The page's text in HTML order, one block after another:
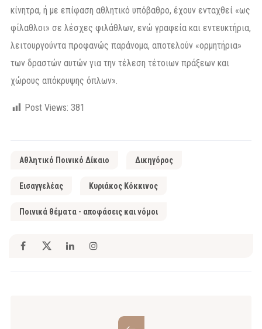
κίνητρα, ή με επίφαση αθλητικό υπόβαθρο, έχουν ενταχθεί «ως
φίλαθλοι» σε λέσχες φιλάθλων, ενώ γραφεία και εντευκτήρια,
λειτουργούντα προφανώς παράνομα, αποτελούν «ορμητήρια»
των δραστών αυτών για την τέλεση τέτοιων πράξεων και
χώρους απόκρυψης όπλων».
Post Views: 381
Αθλητικό Ποινικό Δίκαιο Δικηγόρος
Εισαγγελέας Κυριάκος Κόκκινος
Ποινικά θέματα - αποφάσεις και νόμοι